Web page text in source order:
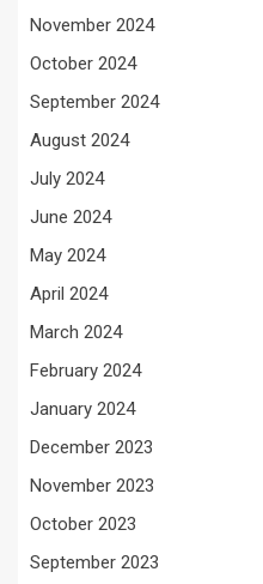
November 2024
October 2024
September 2024
August 2024
July 2024
June 2024
May 2024
April 2024
March 2024
February 2024
January 2024
December 2023
November 2023
October 2023
September 2023